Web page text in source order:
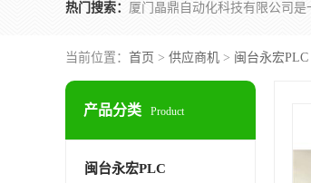
热门搜索：
当前位置： 首页 > 供应商机 > 闽台永宏PLC
产品分类 Product
闽台永宏PLC